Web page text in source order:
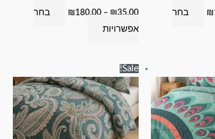
₪
בחר
₪35.00
–
₪ 180.00
בחר
אפשרויות
⁦₪35.00⁩
עד
⁦₪180.00⁩
Sale!
⁦₪35.00⁩
עד
⁦₪180.00⁩
זה
יש
מספר
סוגים.